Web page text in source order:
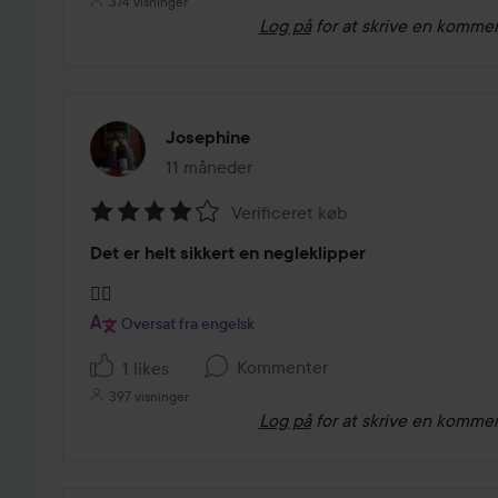
Log på for at skrive en
Josephine
11 måneder
Posten blev oprettet 11 måneder
4
ud
af
Verificeret køb
Det er helt sikkert en negleklipper
👍🏼
Oversat fra engelsk
1 likes Kommenter
397 visninger
Log på for at skrive en